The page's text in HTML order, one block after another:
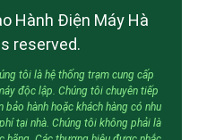
Hành Điện Máy Hà
reserved.
tôi là hệ thống trạm cung cấp
độc lập. Chúng tôi chuyên tiếp
bảo hành hoặc khách hàng có nhu
tại nhà. Chúng tôi không phải là